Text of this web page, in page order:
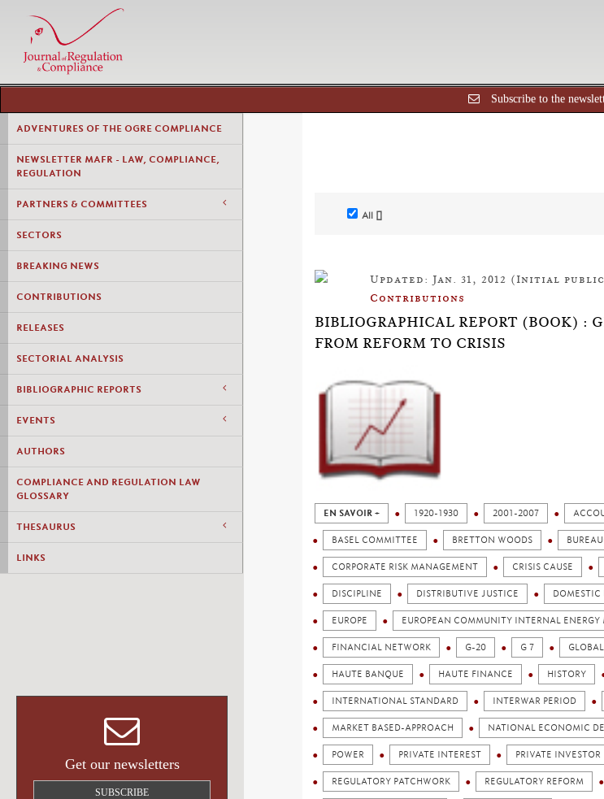
Subscribe to the
ADVENTURES OF THE OGRE COMPLIANCE
NEWSLETTER MAFR - LAW, COMPLIANCE,
REGULATION
PARTNERS & COMMITTEES
SECTORS
BREAKING NEWS
CONTRIBUTIONS
RELEASES
SECTORIAL ANALYSIS
BIBLIOGRAPHIC REPORTS
EVENTS
AUTHORS
COMPLIANCE AND REGULATION LAW
GLOSSARY
THESAURUS
LINKS
Get our newsletters
SUBSCRIBE
All []
Updated: Jan. 31, 2012 (Initial
Contributions
BIBLIOGRAPHICAL REPORT (BOOK) :
FROM REFORM TO CRISIS
EN SAVOIR + 1920-1930 2001-2007
BASEL COMMITTEE BRETTON WOODS
CORPORATE RISK MANAGEMENT CRISIS CAUSE
DISCIPLINE DISTRIBUTIVE JUSTICE DOMESTIC
EUROPE EUROPEAN COMMUNITY INTERNAL ENERGY
FINANCIAL NETWORK G-20 G 7
HAUTE BANQUE HAUTE FINANCE HISTORY
INTERNATIONAL STANDARD INTERWAR PERIOD
MARKET BASED-APPROACH NATIONAL ECONOMIC
POWER PRIVATE INTEREST PRIVATE INVESTOR
REGULATORY PATCHWORK REGULATORY REFORM